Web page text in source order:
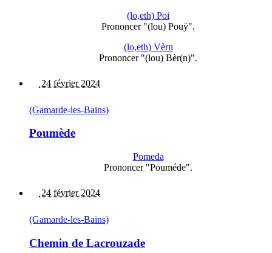
(lo,eth) Poi
Prononcer "(lou) Pouÿ".
(lo,eth) Vèrn
Prononcer "(lou) Bèr(n)".
24 février 2024
(Gamarde-les-Bains)
Poumède
Pomeda
Prononcer "Pouméde".
24 février 2024
(Gamarde-les-Bains)
Chemin de Lacrouzade